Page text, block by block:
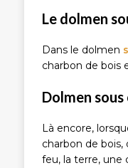
Le dolmen
Dans le dolmen
charbon de bois
Dolmen
Là encore,
charbon de
feu, la terre, une